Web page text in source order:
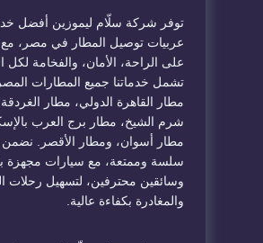
توفر شركة سلّام ليموزين أفضل
عربيات توصيل المطار في مصر، مع
على الراحة، الأمان، والفخامة لكل
تشمل خدماتنا جميع المطارات
مطار القاهرة الدولي، مطار
شرم الشيخ، مطار برج العرب
مطار أسوان، ومطار الأقصر. نضمن
سلسة وممتعة، مع سيارات مجهزة
وسائقين محترفين، لتسهيل رحلات
والمغادرة بكفاءة عالية.